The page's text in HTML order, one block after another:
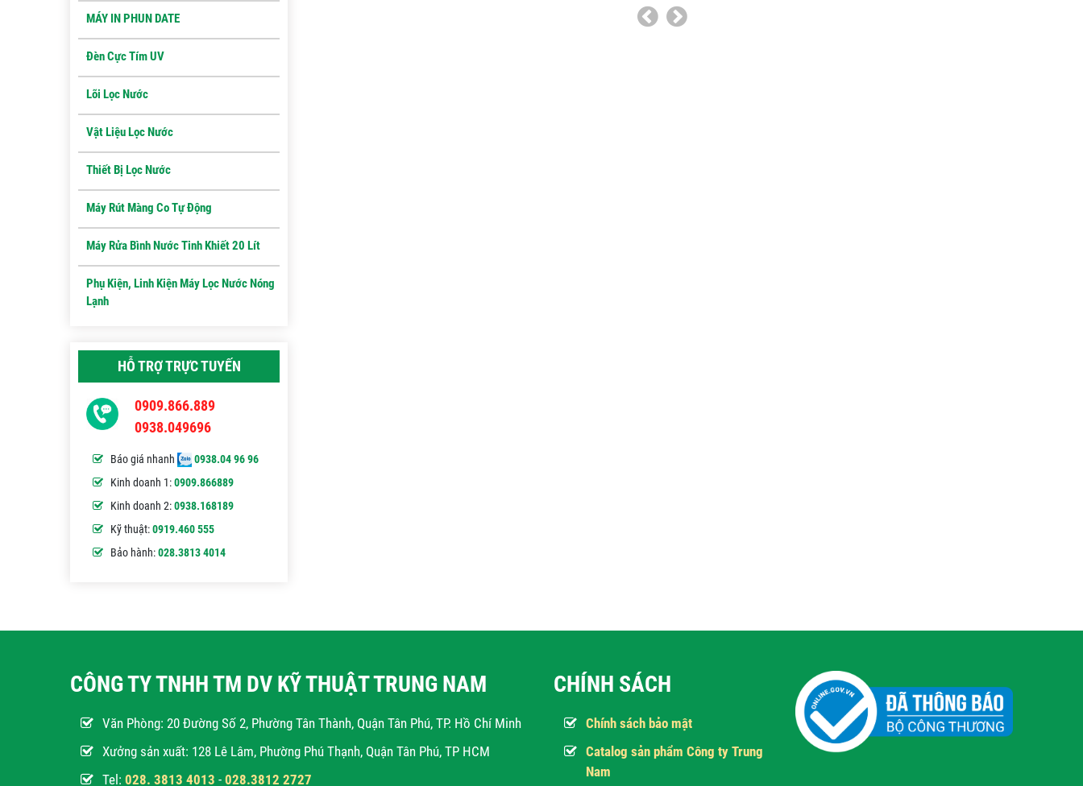
MÁY IN PHUN DATE
Đèn Cực Tím UV
Lõi Lọc Nước
Vật Liệu Lọc Nước
Thiết Bị Lọc Nước
Máy Rút Màng Co Tự Động
Máy Rửa Bình Nước Tinh Khiết 20 Lít
Phụ Kiện, Linh Kiện Máy Lọc Nước Nóng
Lạnh
HỖ TRỢ TRỰC TUYẾN
0909.866.889
0938.049696
Báo giá nhanh
0938.04 96 96
Kinh doanh 1:0909.866889
Kinh doanh 2:0938.168189
Kỹ thuật:0919.460 555
Bảo hành:028.3813 4014
CÔNG TY TNHH TM DV KỸ THUẬT TRUNG NAM
Văn Phòng: 20 Đường Số 2, Phường Tân Thành, Quận Tân Phú, TP. Hồ Chí Minh
Xưởng sản xuất: 128 Lê Lâm, Phường Phú Thạnh, Quận Tân Phú, TP HCM
Tel: 028. 3813 4013 - 028.3812 2727
CHÍNH SÁCH
Chính sách bảo mật
Catalog sản phẩm Công ty Trung
Nam